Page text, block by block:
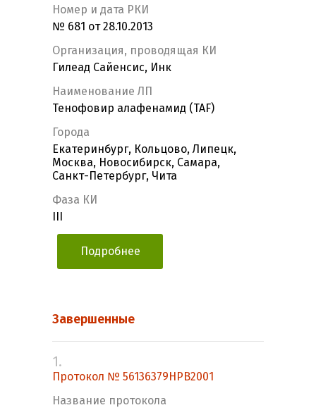
Номер и дата РКИ
№ 681 от 28.10.2013
Организация, проводящая КИ
Гилеад Сайенсис, Инк
Наименование ЛП
Тенофовир алафенамид (TAF)
Города
Екатеринбург, Кольцово, Липецк,
Москва, Новосибирск, Самара,
Санкт-Петербург, Чита
Фаза КИ
Подробнее
Завершенные
1.
Протокол № 56136379HPB2001
Название протокола